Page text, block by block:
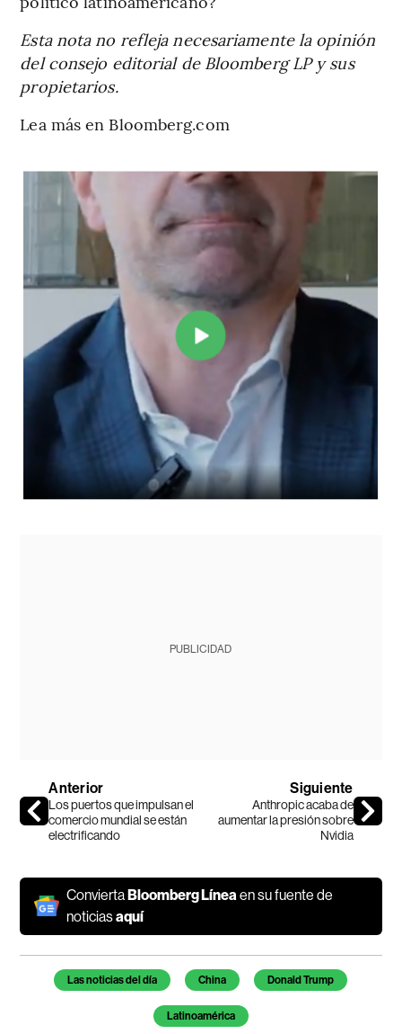
Esta nota no refleja necesariamente la opinión
del consejo editorial de Bloomberg LP y sus
propietarios.
Lea más en Bloomberg.com
PUBLICIDAD
Anterior
Los puertos que impulsan el
comercio mundial se están
electrificando
Siguiente
Anthropic acaba de
aumentar la presión sobre
Nvidia
ConviertaBloomberg Línea en su fuente de
noticiasaquí
Temas de este artículo
Las noticias del día China Donald Trump
Latinoamérica